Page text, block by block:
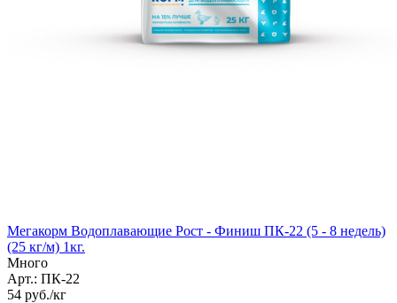
Мегакорм Водоплавающие Рост - Финиш ПК-22 (5 - 8 недель)
(25 кг/м) 1кг.
Много
Арт.: ПК-22
54 руб./кг